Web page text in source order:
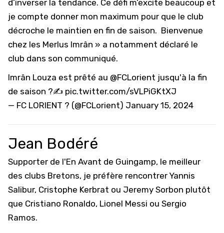
d’inverser la tendance. Ce défi m’excite beaucoup et
je compte donner mon maximum pour que le club
décroche le maintien en fin de saison. Bienvenue
chez les Merlus Imrân » a notamment déclaré le
club dans son communiqué.
Imrân Louza est prêté au @FCLorient jusqu'à la fin
de saison ?✍️ pic.twitter.com/sVLPiGKtXJ
— FC LORIENT ? (@FCLorient) January 15, 2024
Jean Bodéré
Supporter de l'En Avant de Guingamp, le meilleur
des clubs Bretons, je préfère rencontrer Yannis
Salibur, Cristophe Kerbrat ou Jeremy Sorbon plutôt
que Cristiano Ronaldo, Lionel Messi ou Sergio
Ramos.